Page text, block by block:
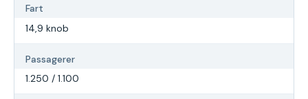
Fart
14,9 knob
Passagerer
1.250 / 1.100